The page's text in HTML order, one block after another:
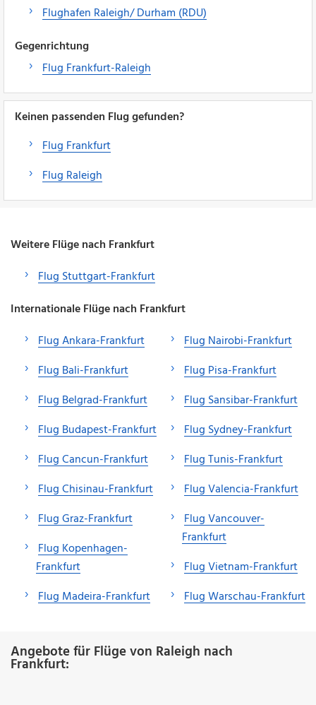
Flughafen Raleigh/ Durham (RDU)
Gegenrichtung
Flug Frankfurt-Raleigh
Keinen passenden Flug gefunden?
Flug Frankfurt
Flug Raleigh
Weitere Flüge nach Frankfurt
Flug Stuttgart-Frankfurt
Internationale Flüge nach Frankfurt
Flug Ankara-Frankfurt
Flug Bali-Frankfurt
Flug Belgrad-Frankfurt
Flug Budapest-Frankfurt
Flug Cancun-Frankfurt
Flug Chisinau-Frankfurt
Flug Graz-Frankfurt
Flug Kopenhagen-
Frankfurt
Flug Madeira-Frankfurt
Flug Nairobi-Frankfurt
Flug Pisa-Frankfurt
Flug Sansibar-Frankfurt
Flug Sydney-Frankfurt
Flug Tunis-Frankfurt
Flug Valencia-Frankfurt
Flug Vancouver-
Frankfurt
Flug Vietnam-Frankfurt
Flug Warschau-Frankfurt
Angebote für Flüge von Raleigh nach
Frankfurt: